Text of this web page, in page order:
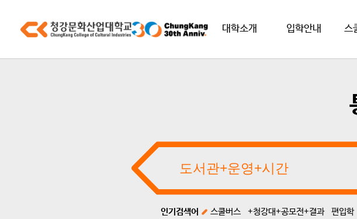
대학소개 입학안내 스
인기검색어 스쿨버스 +청강대+공모전+결과 편입학